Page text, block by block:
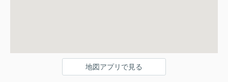
地図アプリで見る